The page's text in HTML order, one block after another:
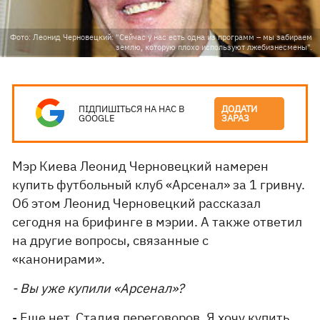
Фото: Леонид Черновецкий: "Сейчас у нас есть одна из программ – мы забираем
землю, которую плохо используют лжебизнесмены".
ПІДПИШІТЬСЯ НА НАС В
GOOGLE
ДОДАТИ
ЗАРАЗ
Мэр Киева Леонид Черновецкий намерен
купить футбольный клуб «Арсенал» за 1 гривну.
Об этом Леонид Черновецкий рассказал
сегодня на брифинге в мэрии. А также ответил
на другие вопросы, связанные с
«канонирами».
- Вы уже купили «Арсенал»?